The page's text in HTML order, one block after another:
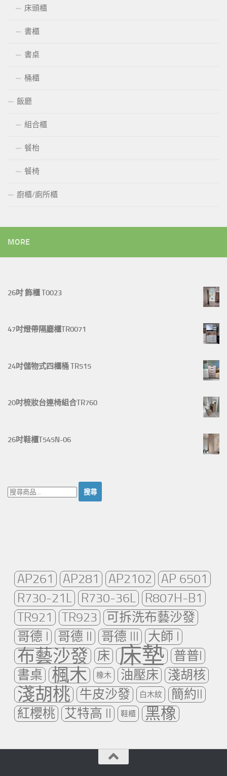
床頭櫃
書櫃
書桌
桶櫃
飯廳
組合櫃
餐枱
餐椅
廚櫃/廁所櫃
MORE
26吋 飾櫃 T0023
47吋燈帶隔廳櫃TR0071
24吋儲物式四櫃桶 TR515
20吋梳妝台連椅組合TR760
26吋鞋櫃T545N-06
搜
尋：
AP261 AP281 AP2102
AP 6501
R730-21L
R730-36L
R807H-B1
TR921
TR923
可拆洗布藝沙發
哥德 I
哥德 II 哥德 III 大師 I
布藝沙發 床 床墊
普普I
書桌
楓木 橡木 油壓床 淺胡核
淺胡桃 牛皮沙發 白木紋
簡約II
紅櫻桃
艾特高 II 鞋櫃 黑橡